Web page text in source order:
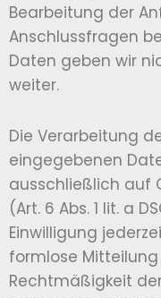
Bearbeitung der
Anschlussfragen
Daten geben wir
weiter.
Die Verarbeitung
eingegebenen
ausschließlich auf
(Art. 6 Abs. 1 lit. a
Einwilligung
formlose Mitteilung
Rechtmäßigkeit